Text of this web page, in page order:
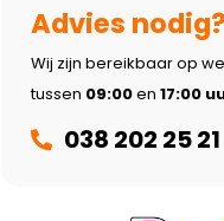
Advies nodig?
Wij zijn bereikbaar op
tussen 09:00en 17:00
038 202 25 21